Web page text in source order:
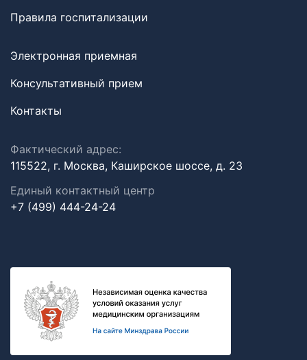
Правила госпитализации
Электронная приемная
Консультативный прием
Контакты
Фактический адрес:
115522, г. Москва, Каширское шоссе, д. 23
Единый контактный центр
+7 (499) 444-24-24